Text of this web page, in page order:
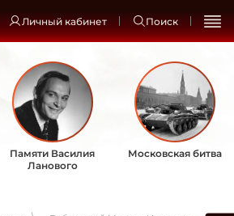
Личный кабинет Поиск
Памяти Василия
Ланового
Московская битва